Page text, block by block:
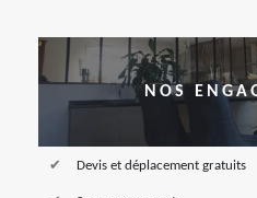
NOS
Devis et déplacement gratuits